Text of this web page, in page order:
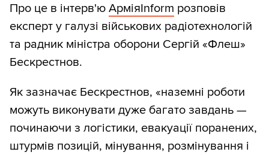
Про це в інтерв'ю АрміяInform розповів
експерт у галузі військових радіотехнологій
та радник міністра оборони Сергій «Флеш»
Бескрестнов.
Як зазначає Бескрестнов, «наземні роботи
можуть виконувати дуже багато завдань —
починаючи з логістики, евакуації поранених,
штурмів позицій, мінування, розмінування і